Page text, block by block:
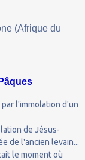
(Afrique du
l'immolation d'un
de Jésus-
de l'ancien levain...
le moment où